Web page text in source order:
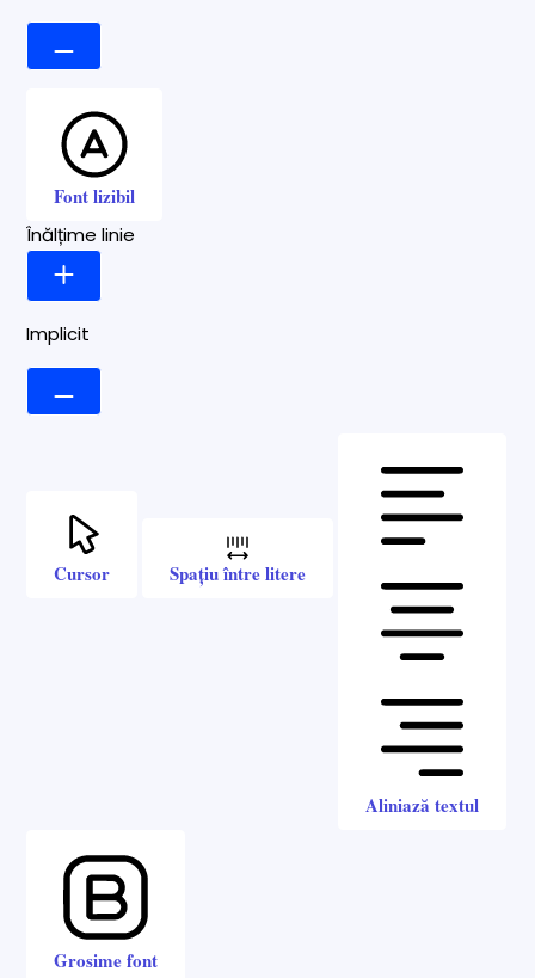
Font lizibil
Înălțime linie
Implicit
Cursor Spațiu între litere
Aliniază textul
Grosime font